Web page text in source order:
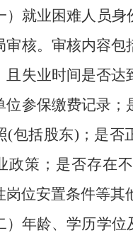
）就业困难人员
审核。审核内容包
且失业时间是否达
位参保缴费记录；
(包括股东)；是否
政策；是否存在
岗位安置条件等其
）年龄、学历学